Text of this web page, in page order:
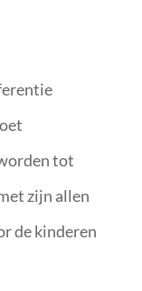
tot
zijn allen
de kinderen